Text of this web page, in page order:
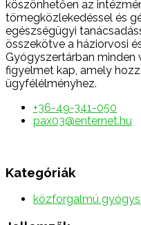
köszönhetően az
tömegközlekedéssel és
egészségügyi
összekötve a háziorvosi
Gyógyszertárban
figyelmet kap, amely
ügyfélélményhez.
+36-49-341-050
pax03@enternet.hu
Kategóriák
közforgalmú